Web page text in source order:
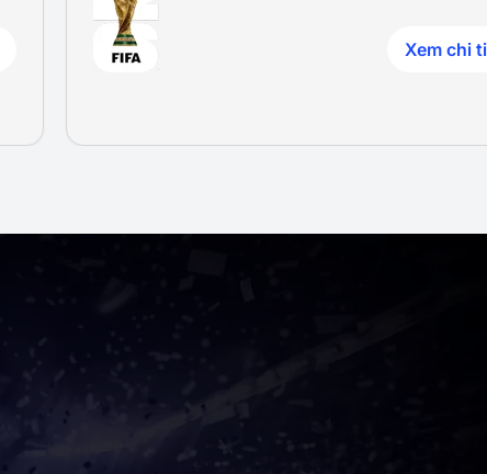
Xem chi